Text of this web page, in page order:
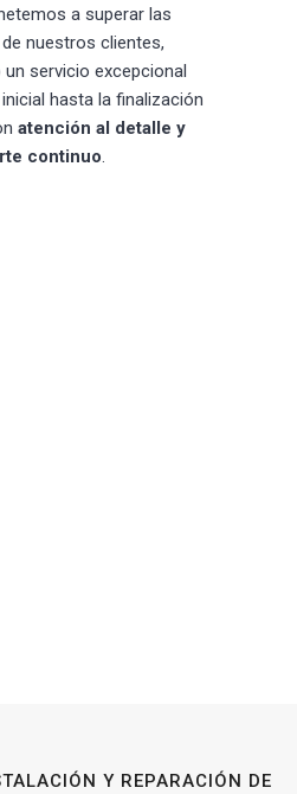
a superar las
nuestros clientes,
servicio excepcional
hasta la finalización
atención al detalle y
continuo.
Y REPARACIÓN DE